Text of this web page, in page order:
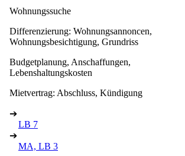
Wohnungssuche
Differenzierung: Wohnungsannoncen,
Wohnungsbesichtigung, Grundriss
Budgetplanung, Anschaffungen,
Lebenshaltungskosten
Mietvertrag: Abschluss, Kündigung
➔
LB 7
➔
MA, LB 3